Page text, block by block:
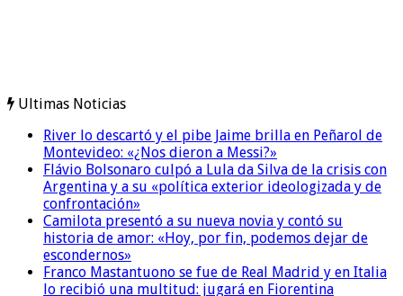
Ultimas Noticias
River lo descartó y el pibe Jaime brilla en Peñarol de
Montevideo: «¿Nos dieron a Messi?»
Flávio Bolsonaro culpó a Lula da Silva de la crisis con
Argentina y a su «política exterior ideologizada y de
confrontación»
Camilota presentó a su nueva novia y contó su
historia de amor: «Hoy, por fin, podemos dejar de
escondernos»
Franco Mastantuono se fue de Real Madrid y en Italia
lo recibió una multitud: jugará en Fiorentina